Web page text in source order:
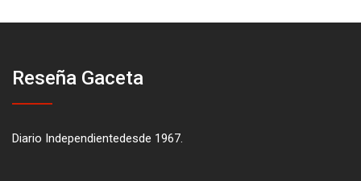
Reseña Gaceta
Diario Independientedesde 1967.